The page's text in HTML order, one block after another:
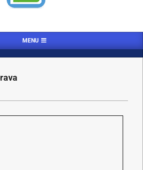
MENU